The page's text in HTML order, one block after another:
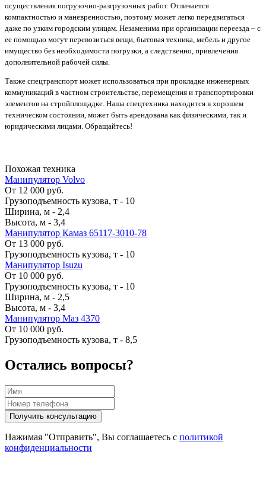
осуществления погрузочно-разгрузочных работ. Отличается
компактностью и маневренностью, поэтому может легко передвигаться
даже по узким городским улицам. Незаменима при организации переезда – с
ее помощью могут перевозиться вещи, бытовая техника, мебель и другое
имущество без необходимости погрузки, а следственно, привлечения
дополнительной рабочей силы.
Также спецтранспорт может использоваться при прокладке инженерных
коммуникаций в частном строительстве, перемещения и транспортировки
элементов на стройплощадке. Наша спецтехника находится в хорошем
техническом состоянии, может быть арендована как физическими, так и
юридическими лицами. Обращайтесь!
Похожая техника
Манипулятор Volvo
От 12 000 руб.
Грузоподъемность кузова, т - 10
Ширина, м - 2,4
Высота, м - 3,4
Манипулятор Камаз 65117-3010-78
От 13 000 руб.
Грузоподъемность кузова, т - 10
Манипулятор Isuzu
От 10 000 руб.
Грузоподъемность кузова, т - 10
Ширина, м - 2,5
Высота, м - 3,4
Манипулятор Маз 4370
От 10 000 руб.
Грузоподъемность кузова, т - 8,5
Остались вопросы?
Нажимая "Отправить", Вы соглашаетесь с политикой
конфиденциальности